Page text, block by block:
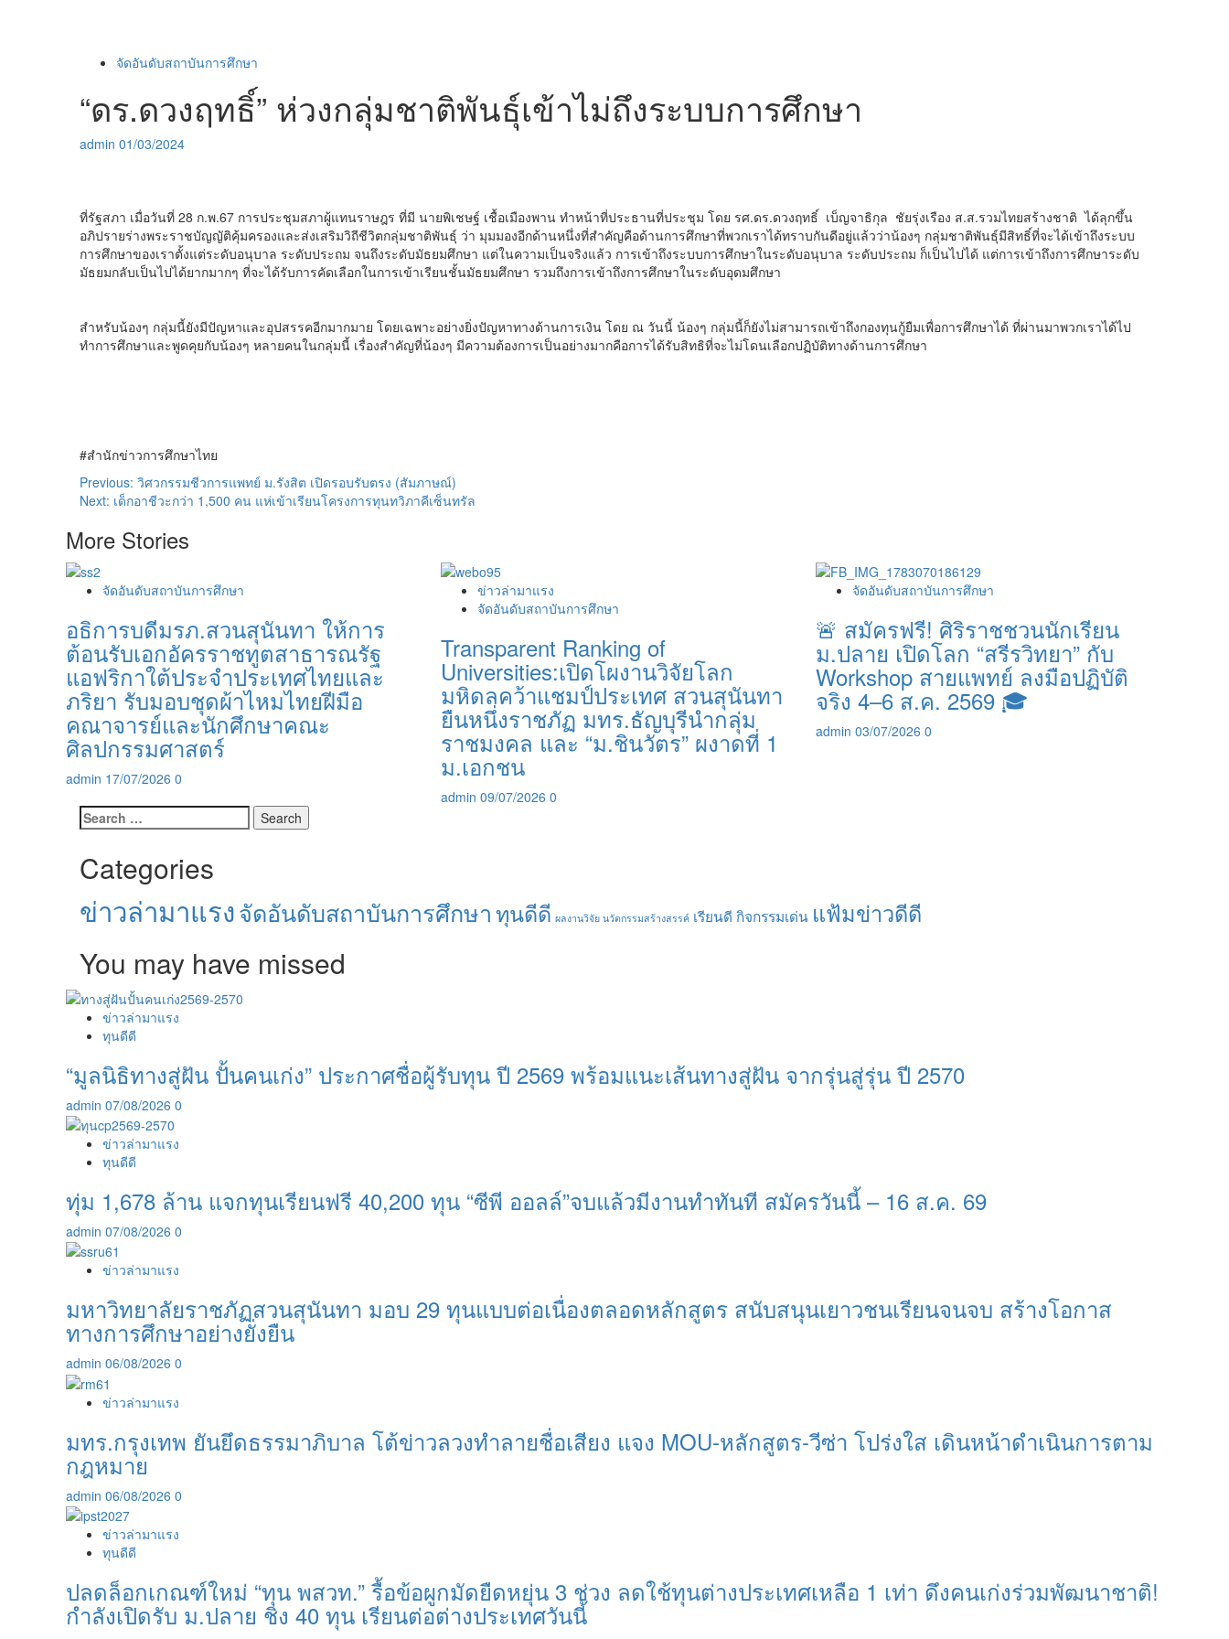
จัดอันดับสถาบันการศึกษา
“ดร.ดวงฤทธิ์” ห่วงกลุ่มชาติพันธุ์เข้าไม่ถึงระบบการศึกษา
admin 01/03/2024
ที่รัฐสภา เมื่อวันที่ 28 ก.พ.67 การประชุมสภาผู้แทนราษฎร ที่มี นายพิเชษฐ์ เชื้อเมืองพาน ทำหน้าที่ประธานที่ประชุม โดย รศ.ดร.ดวงฤทธิ์ เบ็ญจาธิกุล ชัยรุ่งเรือง ส.ส.รวมไทยสร้างชาติ ได้ลุกขึ้น
อภิปรายร่างพระราชบัญญัติคุ้มครองและส่งเสริมวิถีชีวิตกลุ่มชาติพันธุ์ ว่า มุมมองอีกด้านหนึ่งที่สำคัญคือด้านการศึกษาที่พวกเราได้ทราบกันดีอยู่แล้วว่าน้องๆ กลุ่มชาติพันธุ์มีสิทธิ์ที่จะได้เข้าถึงระบบ
การศึกษาของเราตั้งแต่ระดับอนุบาล ระดับประถม จนถึงระดับมัธยมศึกษา แต่ในความเป็นจริงแล้ว การเข้าถึงระบบการศึกษาในระดับอนุบาล ระดับประถม ก็เป็นไปได้ แต่การเข้าถึงการศึกษาระดับ
มัธยมกลับเป็นไปได้ยากมากๆ ที่จะได้รับการคัดเลือกในการเข้าเรียนชั้นมัธยมศึกษา รวมถึงการเข้าถึงการศึกษาในระดับอุดมศึกษา
สำหรับน้องๆ กลุ่มนี้ยังมีปัญหาและอุปสรรคอีกมากมาย โดยเฉพาะอย่างยิ่งปัญหาทางด้านการเงิน โดย ณ วันนี้ น้องๆ กลุ่มนี้ก็ยังไม่สามารถเข้าถึงกองทุนกู้ยืมเพื่อการศึกษาได้ ที่ผ่านมาพวกเราได้ไป
ทำการศึกษาและพูดคุยกับน้องๆ หลายคนในกลุ่มนี้ เรื่องสำคัญที่น้องๆ มีความต้องการเป็นอย่างมากคือการได้รับสิทธิที่จะไม่โดนเลือกปฏิบัติทางด้านการศึกษา
#สำนักข่าวการศึกษาไทย
Post
navigation
Previous: วิศวกรรมชีวการแพทย์ ม.รังสิต เปิดรอบรับตรง (สัมภาษณ์)
Next: เด็กอาชีวะกว่า 1,500 คน แห่เข้าเรียนโครงการทุนทวิภาคีเซ็นทรัล
More Stories
จัดอันดับสถาบันการศึกษา
อธิการบดีมรภ.สวนสุนันทา ให้การ
ต้อนรับเอกอัครราชทูตสาธารณรัฐ
แอฟริกาใต้ประจำประเทศไทยและ
ภริยา รับมอบชุดผ้าไหมไทยฝีมือ
คณาจารย์และนักศึกษาคณะ
ศิลปกรรมศาสตร์
admin 17/07/2026 0
ข่าวล่ามาแรง
จัดอันดับสถาบันการศึกษา
Transparent Ranking of
Universities:เปิดโผงานวิจัยโลก
มหิดลคว้าแชมป์ประเทศ สวนสุนันทา
ยืนหนึ่งราชภัฏ มทร.ธัญบุรีนำกลุ่ม
ราชมงคล และ “ม.ชินวัตร” ผงาดที่ 1
ม.เอกชน
admin 09/07/2026 0
จัดอันดับสถาบันการศึกษา
🚨 สมัครฟรี! ศิริราชชวนนักเรียน
ม.ปลาย เปิดโลก “สรีรวิทยา” กับ
Workshop สายแพทย์ ลงมือปฏิบัติ
จริง 4–6 ส.ค. 2569 🎓
admin 03/07/2026 0
Search
for:
Categories
ข่าวล่ามาแรงจัดอันดับสถาบันการศึกษาทุนดีดี ผลงานวิจัย นวัตกรรมสร้างสรรค์ เรียนดี กิจกรรมเด่น แฟ้มข่าวดีดี
You may have missed
ข่าวล่ามาแรง
ทุนดีดี
“มูลนิธิทางสู่ฝัน ปั้นคนเก่ง” ประกาศชื่อผู้รับทุน ปี 2569 พร้อมแนะเส้นทางสู่ฝัน จากรุ่นสู่รุ่น ปี 2570
admin 07/08/2026 0
ข่าวล่ามาแรง
ทุนดีดี
ทุ่ม 1,678 ล้าน แจกทุนเรียนฟรี 40,200 ทุน “ซีพี ออลล์”จบแล้วมีงานทำทันที สมัครวันนี้ – 16 ส.ค. 69
admin 07/08/2026 0
ข่าวล่ามาแรง
มหาวิทยาลัยราชภัฏสวนสุนันทา มอบ 29 ทุนแบบต่อเนื่องตลอดหลักสูตร สนับสนุนเยาวชนเรียนจนจบ สร้างโอกาส
ทางการศึกษาอย่างยั่งยืน
admin 06/08/2026 0
ข่าวล่ามาแรง
มทร.กรุงเทพ ยันยึดธรรมาภิบาล โต้ข่าวลวงทำลายชื่อเสียง แจง MOU-หลักสูตร-วีซ่า โปร่งใส เดินหน้าดำเนินการตาม
กฎหมาย
admin 06/08/2026 0
ข่าวล่ามาแรง
ทุนดีดี
ปลดล็อกเกณฑ์ใหม่ “ทุน พสวท.” รื้อข้อผูกมัดยืดหยุ่น 3 ช่วง ลดใช้ทุนต่างประเทศเหลือ 1 เท่า ดึงคนเก่งร่วมพัฒนาชาติ!
กำลังเปิดรับ ม.ปลาย ชิง 40 ทุน เรียนต่อต่างประเทศวันนี้